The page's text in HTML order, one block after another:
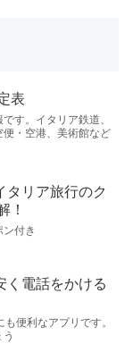
表
す。イタリア鉄道、
・空港、美術館など
タリア旅行のク
！
付き
く電話をかける
便利なアプリです。